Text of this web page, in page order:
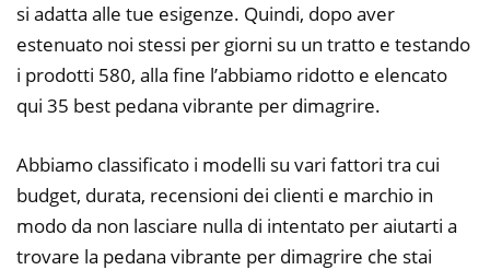
si adatta alle tue esigenze. Quindi, dopo aver
estenuato noi stessi per giorni su un tratto e testando
i prodotti 580, alla fine l’abbiamo ridotto e elencato
qui 35 best pedana vibrante per dimagrire.
Abbiamo classificato i modelli su vari fattori tra cui
budget, durata, recensioni dei clienti e marchio in
modo da non lasciare nulla di intentato per aiutarti a
trovare la pedana vibrante per dimagrire che stai